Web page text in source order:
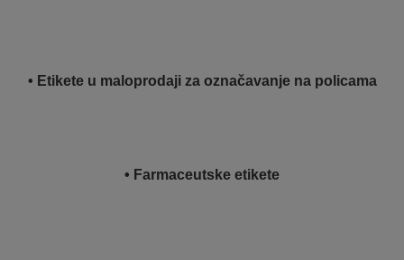
• Etikete u maloprodaji za označavanje na policama
• Farmaceutske etikete